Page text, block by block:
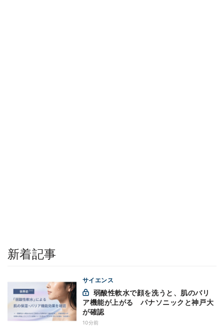
新着記事
サイエンス
ア機能が上がる パナソニックと神戸大
が確認
10分前